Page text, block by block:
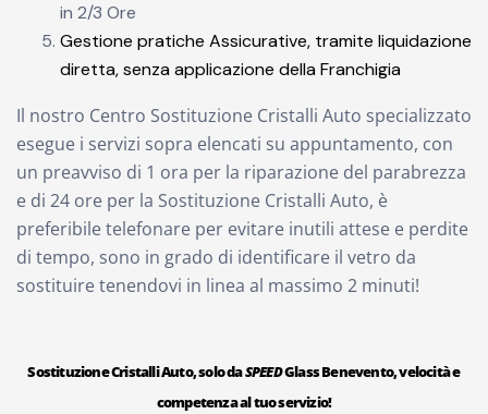
in 2/3 Ore
Gestione pratiche Assicurative, tramite liquidazione
diretta, senza applicazione della Franchigia
Il nostro Centro Sostituzione Cristalli Auto specializzato
esegue i servizi sopra elencati su appuntamento, con
un preavviso di 1 ora per la riparazione del parabrezza
e di 24 ore per la Sostituzione Cristalli Auto, è
preferibile telefonare per evitare inutili attese e perdite
di tempo, sono in grado di identificare il vetro da
sostituire tenendovi in linea al massimo 2 minuti!
Sostituzione Cristalli Auto, solo daSPEEDGlass Benevento, velocità e
competenza al tuo servizio!